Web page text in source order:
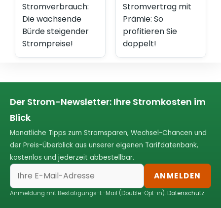
Stromverbrauch:
Die wachsende
Bürde steigender
Strompreise!
Stromvertrag mit
Prämie: So
profitieren Sie
doppelt!
Der Strom-Newsletter: Ihre Stromkosten im
Blick
Monatliche Tipps zum Stromsparen, Wechsel-Chancen und
der Preis-Überblick aus unserer eigenen Tarifdatenbank,
kostenlos und jederzeit abbestellbar.
ANMELDEN
Anmeldung mit Bestätigungs-E-Mail (Double-Opt-in).Datenschutz